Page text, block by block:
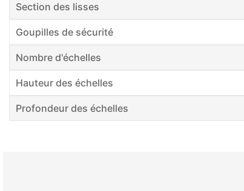
Section des lisses
Goupilles de sécurité
Nombre d'échelles
Hauteur des échelles
Profondeur des échelles